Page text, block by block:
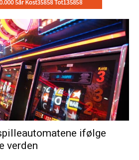
ifølge
verden